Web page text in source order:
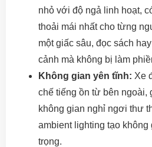
nhỏ với độ ngả linh hoạt,
thoải mái nhất cho từng
một giấc sâu, đọc sách
cảnh mà không bị làm
Không gian yên tĩnh: Xe
chế tiếng ồn từ bên ngoài,
không gian nghỉ ngơi thư
ambient lighting tạo không
trọng.